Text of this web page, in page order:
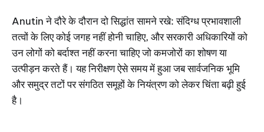
Anutin ने दौरे के दौरान दो सिद्धांत सामने रखे: संदिग्ध प्रभावशाली
तत्वों के लिए कोई जगह नहीं होनी चाहिए, और सरकारी अधिकारियों को
उन लोगों को बर्दाश्त नहीं करना चाहिए जो कमजोरों का शोषण या
उत्पीड़न करते हैं। यह निरीक्षण ऐसे समय में हुआ जब सार्वजनिक भूमि
और समुद्र तटों पर संगठित समूहों के नियंत्रण को लेकर चिंता बढ़ी हुई
है।